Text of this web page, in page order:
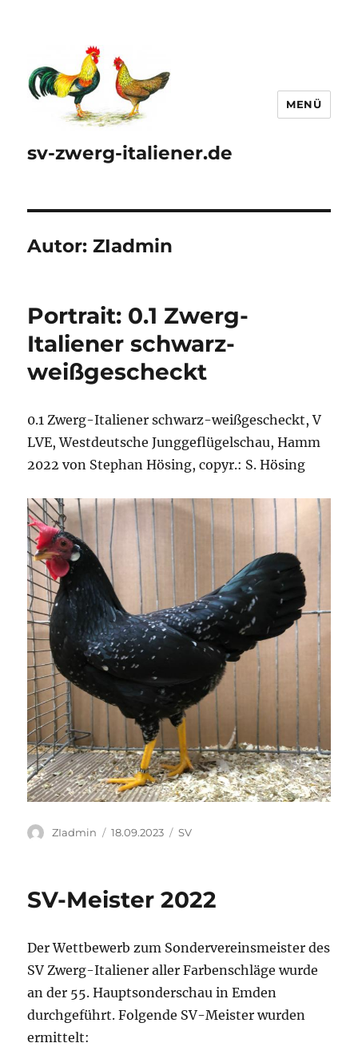
sv-zwerg-italiener.de
MENÜ
Autor:ZIadmin
Portrait: 0.1 Zwerg-
Italiener schwarz-
weißgescheckt
0.1 Zwerg-Italiener schwarz-weißgescheckt, V
LVE, Westdeutsche Junggeflügelschau, Hamm
2022 von Stephan Hösing, copyr.: S. Hösing
Autor
ZIadmin
Veröffentlicht
18.09.2023 Kategorien
SV
SV-Meister 2022
Der Wettbewerb zum Sondervereinsmeister des
SV Zwerg-Italiener aller Farbenschläge wurde
an der 55. Hauptsonderschau in Emden
durchgeführt. Folgende SV-Meister wurden
ermittelt: